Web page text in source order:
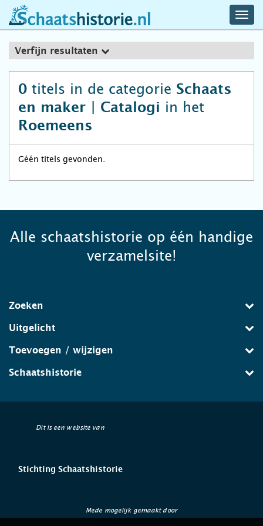
schaatshistorie.nl
Verfijn resultaten
0 titels in de categorie Schaats
en maker | Catalogi in het
Roemeens
Géén titels gevonden.
Alle schaatshistorie op één handige
verzamelsite!
Zoeken
Uitgelicht
Toevoegen / wijzigen
Schaatshistorie
Dit is een website van
Stichting Schaatshistorie
Mede mogelijk gemaakt door